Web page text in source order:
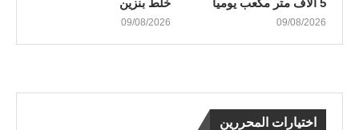
09/08/2026
09/08/2026
اختيارات المحررين